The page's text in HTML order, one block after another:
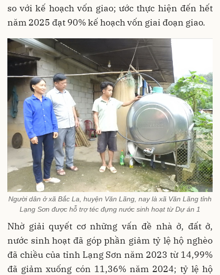
so với kế hoạch vốn giao; ước thực hiện đến hết
năm 2025 đạt 90% kế hoạch vốn giai đoạn giao.
Người dân ở xã Bắc La, huyện Văn Lãng, nay là xã Văn Lãng tỉnh
Lạng Sơn được hỗ trợ téc đựng nước sinh hoạt từ Dự án 1
Nhờ giải quyết cơ những vấn đề nhà ở, đất ở,
nước sinh hoạt đã góp phần giảm tỷ lệ hộ nghèo
đã chiều của tỉnh Lạng Sơn năm 2023 từ 14,99%
đã giảm xuống cón 11,36% năm 2024; tỷ lệ hộ